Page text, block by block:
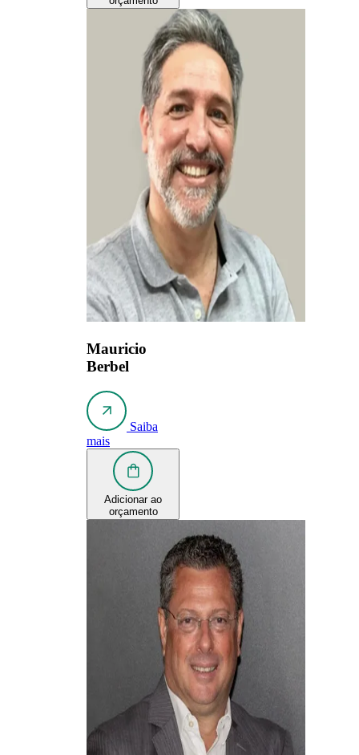
Mauricio
Berbel
Saiba
mais
Adicionar ao
orçamento